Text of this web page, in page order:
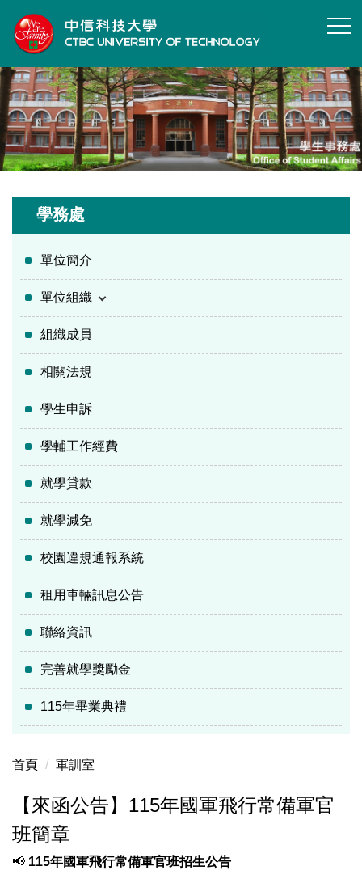
到
主
要
內
容
區
學務處
單位簡介
單位組織
組織成員
相關法規
學生申訴
學輔工作經費
就學貸款
就學減免
校園違規通報系統
租用車輛訊息公告
聯絡資訊
完善就學獎勵金
115年畢業典禮
首頁 軍訓室
【來函公告】115年國軍飛行常備軍官
班簡章
📢 115年國軍飛行常備軍官班招生公告